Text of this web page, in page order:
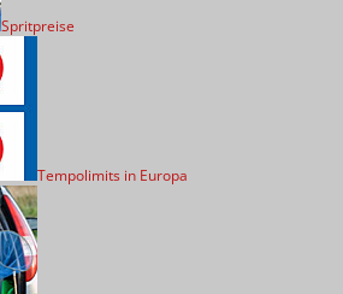
Spritpreise
Tempolimits in Europa